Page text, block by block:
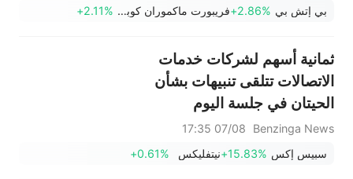
لشهر يوليو بمقدار 23 ألفًا، وهو أول
Hynix تستثمر 38.3 مليار دولار
للتوسع
بي إتش بي +2.86% فريبورت ماكموران كوبر آند غولد +2.11%
ثمانية أسهم لشركات خدمات
الاتصالات تتلقى تنبيهات بشأن
الحيتان في جلسة اليوم
Benzinga News
07/08 17:35
سبيس إكس +15.83%نيتفليكس +0.61%